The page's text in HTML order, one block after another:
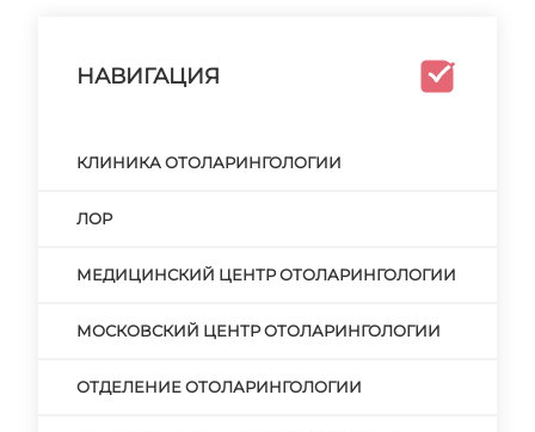
НАВИГАЦИЯ
КЛИНИКА ОТОЛАРИНГОЛОГИИ
ЛОР
МЕДИЦИНСКИЙ ЦЕНТР ОТОЛАРИНГОЛОГИИ
МОСКОВСКИЙ ЦЕНТР ОТОЛАРИНГОЛОГИИ
ОТДЕЛЕНИЕ ОТОЛАРИНГОЛОГИИ